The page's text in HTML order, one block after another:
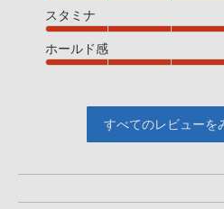
スタミナ
ホールド感
すべてのレビューを